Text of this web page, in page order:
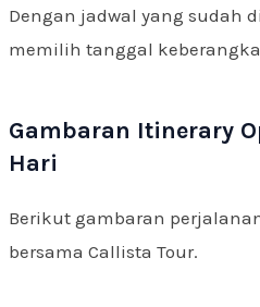
Dengan jadwal yang sudah
memilih tanggal
Gambaran Itinerary
Hari
Berikut gambaran
bersama Callista Tour.